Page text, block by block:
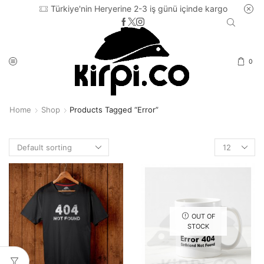
Türkiye'nin Heryerine 2-3 iş günü içinde kargo
0
Home Shop Products Tagged “error”
Products
per
OUT OF
STOCK